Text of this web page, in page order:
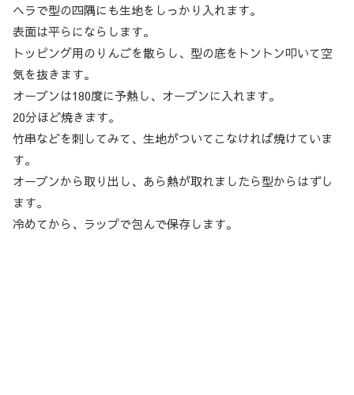
ヘラで型の四隅にも生地をしっかり入れます。
表面は平らにならします。
トッピング用のりんごを散らし、型の底をトントン叩いて空
気を抜きます。
オーブンは180度に予熱し、オーブンに入れます。
20分ほど焼きます。
竹串などを刺してみて、生地がついてこなければ焼けていま
す。
オーブンから取り出し、あら熱が取れましたら型からはずし
ます。
冷めてから、ラップで包んで保存します。